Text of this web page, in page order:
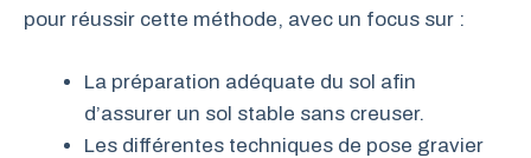
pour réussir cette méthode, avec un focus sur :
La préparation adéquate du sol afin
d’assurer un sol stable sans creuser.
Les différentes techniques de pose gravier